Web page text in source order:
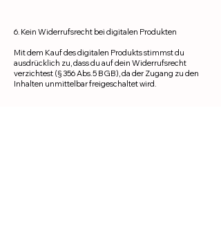
6. Kein Widerrufsrecht bei digitalen Produkten
Mit dem Kauf des digitalen Produkts stimmst du
ausdrücklich zu, dass du auf dein Widerrufsrecht
verzichtest (§ 356 Abs. 5 BGB), da der Zugang zu den
Inhalten unmittelbar freigeschaltet wird.